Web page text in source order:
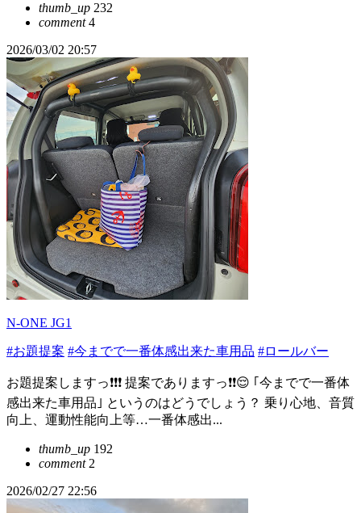
thumb_up 232
comment4
2026/03/02 20:57
N-ONE JG1
#お題提案 #今までで一番体感出来た車用品 #ロールバー
お題提案しますっ❗❗❗ 提案でありますっ❗❗😌 ｢今までで一番体
感出来た車用品｣ というのはどうでしょう？ 乗り心地、音質
向上、運動性能向上等…一番体感出...
thumb_up 192
comment2
2026/02/27 22:56